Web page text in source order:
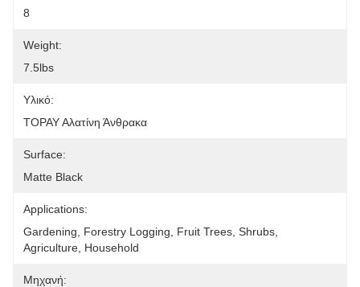
8
Weight:
7.5lbs
Υλικό:
ΤΟΡΑΥ Αλατίνη Άνθρακα
Surface:
Matte Black
Applications:
Gardening, Forestry Logging, Fruit Trees, Shrubs,
Agriculture, Household
Μηχανή: